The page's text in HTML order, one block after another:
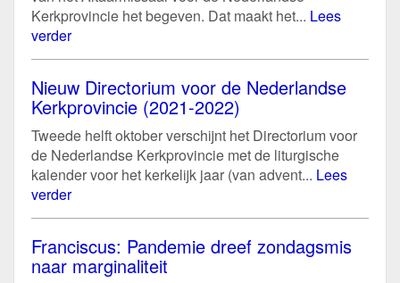
Kerkprovincie het begeven. Dat maakt het... Lees
verder
Nieuw Directorium voor de Nederlandse
Kerkprovincie (2021-2022)
Tweede helft oktober verschijnt het Directorium voor
de Nederlandse Kerkprovincie met de liturgische
kalender voor het kerkelijk jaar (van advent... Lees
verder
Franciscus: Pandemie dreef zondagsmis
naar marginaliteit